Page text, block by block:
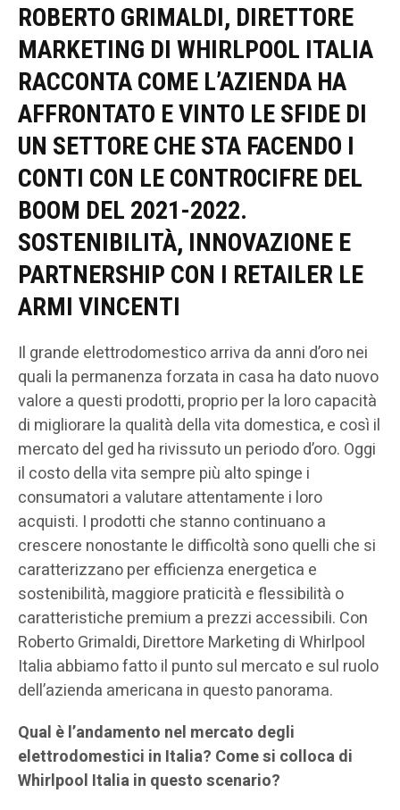
ROBERTO GRIMALDI, DIRETTORE
MARKETING DI WHIRLPOOL ITALIA
RACCONTA COME L’AZIENDA HA
AFFRONTATO E VINTO LE SFIDE DI
UN SETTORE CHE STA FACENDO I
CONTI CON LE CONTROCIFRE DEL
BOOM DEL 2021-2022.
SOSTENIBILITÀ, INNOVAZIONE E
PARTNERSHIP CON I RETAILER LE
ARMI VINCENTI
Il grande elettrodomestico arriva da anni d’oro nei
quali la permanenza forzata in casa ha dato nuovo
valore a questi prodotti, proprio per la loro capacità
di migliorare la qualità della vita domestica, e così il
mercato del ged ha rivissuto un periodo d’oro. Oggi
il costo della vita sempre più alto spinge i
consumatori a valutare attentamente i loro
acquisti. I prodotti che stanno continuano a
crescere nonostante le difficoltà sono quelli che si
caratterizzano per efficienza energetica e
sostenibilità, maggiore praticità e flessibilità o
caratteristiche premium a prezzi accessibili. Con
Roberto Grimaldi, Direttore Marketing di Whirlpool
Italia abbiamo fatto il punto sul mercato e sul ruolo
dell’azienda americana in questo panorama.
Qual è l’andamento nel mercato degli
elettrodomestici in Italia? Come si colloca di
Whirlpool Italia in questo scenario?